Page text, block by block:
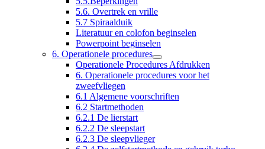
5.6. Overtrek en vrille
5.7 Spiraalduik
Literatuur en colofon beginselen
Powerpoint beginselen
6. Operationele procedures
Operationele Procedures Afdrukken
6. Operationele procedures voor het
zweefvliegen
6.1 Algemene voorschriften
6.2 Startmethoden
6.2.1 De lierstart
6.2.2 De sleepstart
6.2.3 De sleepvlieger